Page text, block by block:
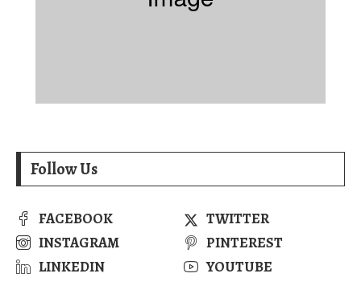
Follow Us
FACEBOOK
TWITTER
INSTAGRAM
PINTEREST
LINKEDIN
YOUTUBE